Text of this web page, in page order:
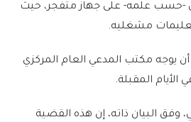
-حسب علمه- على جهاز متفجر، حيث
مشغليه.
يوجه مكتب المدعي العام المركزي
المقبلة.
وفق البيان ذاته، إن هذه القضية